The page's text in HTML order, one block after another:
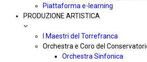
Piattaforma e-learning
PRODUZIONE ARTISTICA
I Maestri del Torrefranca
Orchestra e Coro del
Orchestra Sinfonica